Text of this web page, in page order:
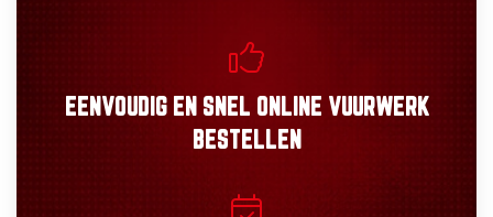
EENVOUDIGEN SNEL ONLINE VUURWERK
BESTELLEN